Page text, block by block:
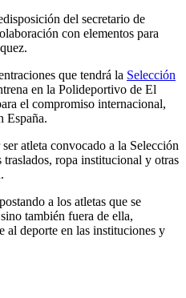
del secretario de
con elementos para
que tendrá la Selección
en la Polideportivo de El
el compromiso internacional,
España.
atleta convocado a la Selección
ropa institucional y otras
a los atletas que se
también fuera de ella,
al deporte en las instituciones y